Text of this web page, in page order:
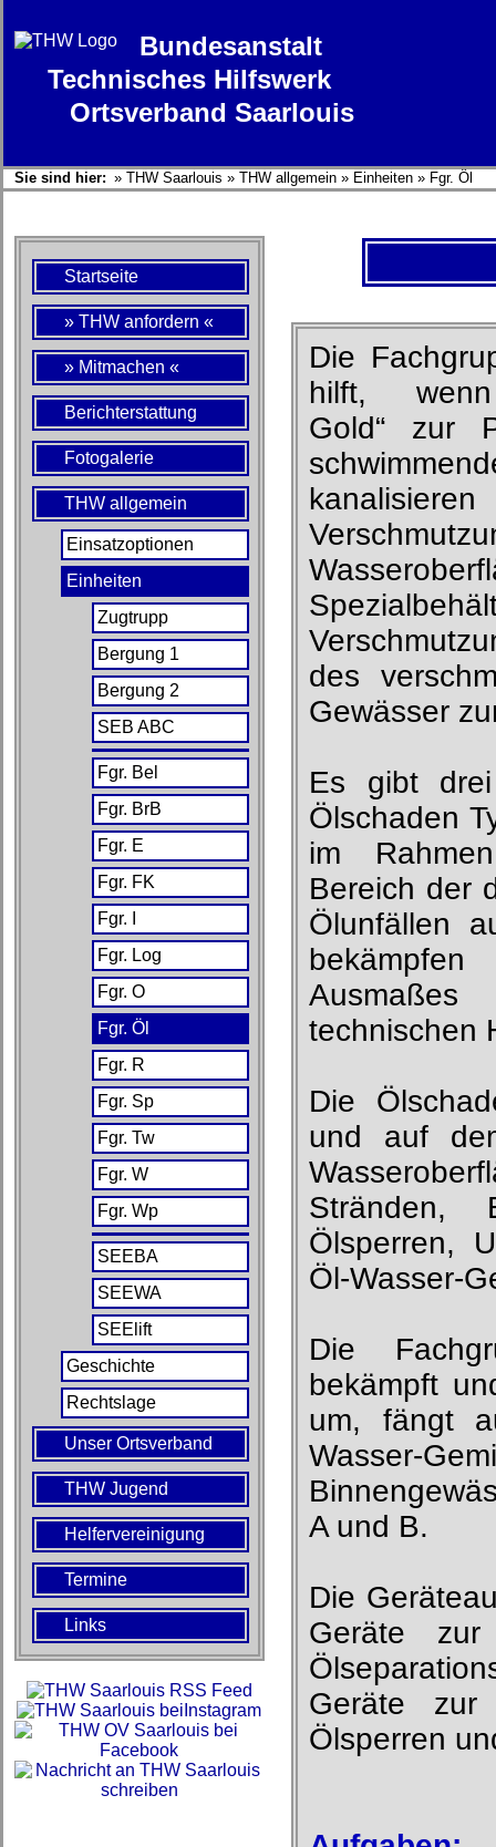
Bundesanstalt
Technisches Hilfswerk
Ortsverband Saarlouis
Sie sind hier: » THW Saarlouis » THW allgemein » Einheiten » Fgr. Öl
Startseite
» THW anfordern «
» Mitmachen «
Berichterstattung
Fotogalerie
THW allgemein
Einsatzoptionen
Einheiten
Zugtrupp
Bergung 1
Bergung 2
SEB ABC
Fgr. Bel
Fgr. BrB
Fgr. E
Fgr. FK
Fgr. I
Fgr. Log
Fgr. O
Fgr. Öl
Fgr. R
Fgr. Sp
Fgr. Tw
Fgr. W
Fgr. Wp
SEEBA
SEEWA
SEElift
Geschichte
Rechtslage
Unser Ortsverband
THW Jugend
Helfervereinigung
Termine
Links
Die
hilft, wenn
Gold“ zur
des
Gewässer
Es gibt drei
Ölschaden
im
Bereich der
Ölunfällen
technischen
Die
und auf
Stränden,
Ölsperren,
Öl-Wasser-
Die
bekämpft
um, fängt
Wasser-
A und B.
Die
Geräte zur
Geräte zur
Ölsperren